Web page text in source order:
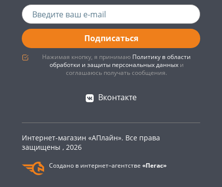
Подписаться
Нажимая кнопку, я принимаю Политику в области
обработки и защиты персональных данныхи
соглашаюсь получать сообщения.
Вконтакте
Интернет-магазин «АПлайн». Все права
защищены , 2026
Создано в интернет–агентстве «Пегас»